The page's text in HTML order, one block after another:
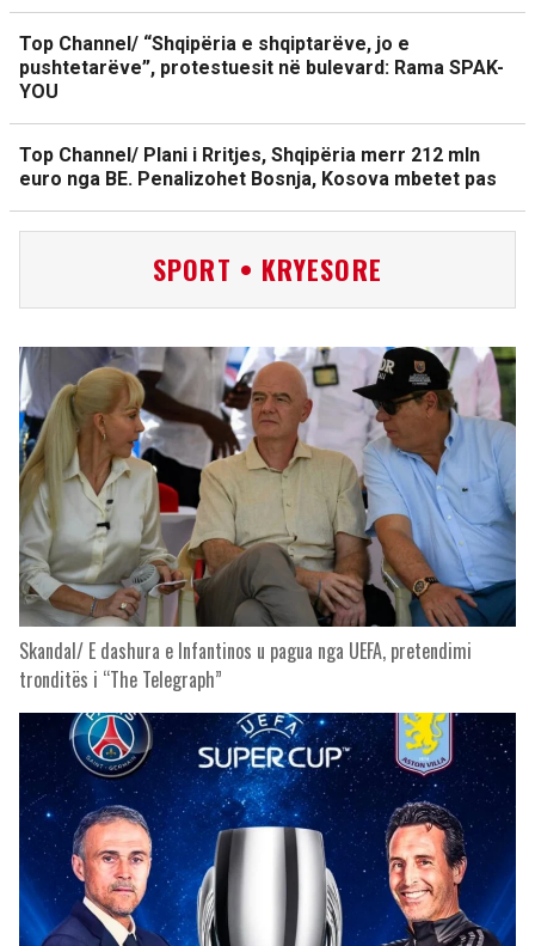
Top Channel/ “Shqipëria e shqiptarëve, jo e
pushtetarëve”, protestuesit në bulevard: Rama SPAK-
YOU
Top Channel/ Plani i Rritjes, Shqipëria merr 212 mln
euro nga BE. Penalizohet Bosnja, Kosova mbetet pas
SPORT • KRYESORE
Skandal/ E dashura e Infantinos u pagua nga UEFA, pretendimi
tronditës i “The Telegraph”